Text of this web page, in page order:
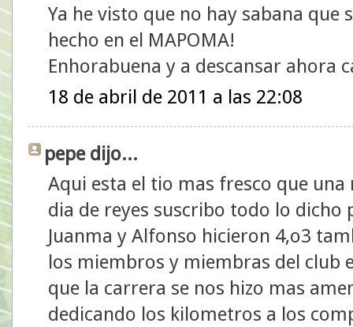
Ya he visto que no hay sabana
hecho en el MAPOMA!
Enhorabuena y a descansar ahora
18 de abril de 2011 a las 22:08
pepe dijo...
Aqui esta el tio mas fresco que
dia de reyes suscribo todo lo dicho
Juanma y Alfonso hicieron 4,o3
los miembros y miembras del club
que la carrera se nos hizo mas
dedicando los kilometros a los